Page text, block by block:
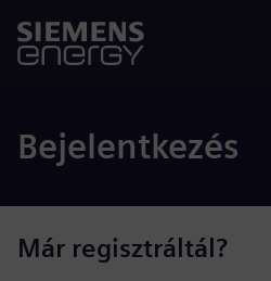
Bejelentkezés
Már regisztráltál?